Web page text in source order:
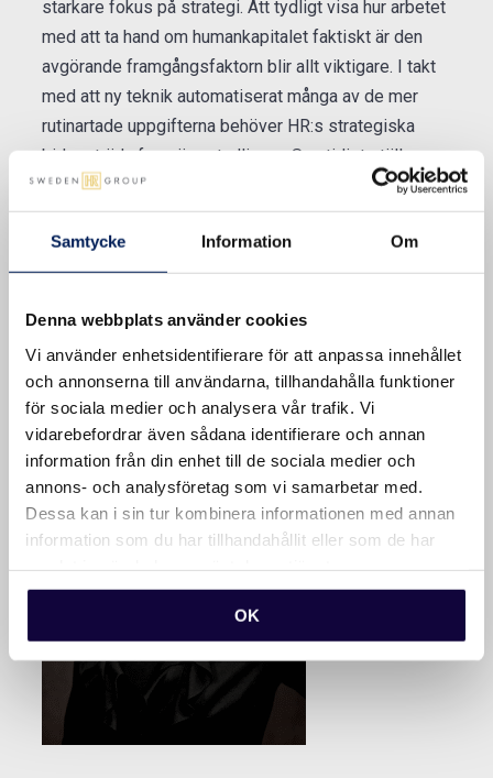
Samtycke Information Om
Denna webbplats använder cookies
Vi använder enhetsidentifierare för att anpassa innehållet
och annonserna till användarna, tillhandahålla funktioner
för sociala medier och analysera vår trafik. Vi
vidarebefordrar även sådana identifierare och annan
information från din enhet till de sociala medier och
annons- och analysföretag som vi samarbetar med.
Dessa kan i sin tur kombinera informationen med annan
information som du har tillhandahållit eller som de har
OK
starkare fokus på strategi. Att tydligt visa hur arbetet
med att ta hand om humankapitalet faktiskt är den
avgörande framgångsfaktorn blir allt viktigare. I takt
med att ny teknik automatiserat många av de mer
rutinartade uppgifterna behöver HR:s strategiska
bidrag träda fram ännu tydligare. Samtidigt ställs
högre krav på effektivitet – vi måste kunna leverera
mer värde för pengarna genom att arbeta mer riktat,
smartare och med ännu större precision.
Varmt välkommen, Gabriella!